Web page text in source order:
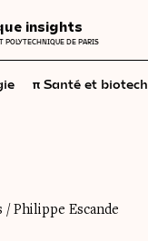
insights
POLYTECHNIQUE DE PARIS
π Santé et biotech
/ Philippe Escande